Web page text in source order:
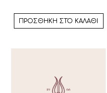
ΠΡΟΣΘΉΚΗ ΣΤΟ ΚΑΛΆΘΙ